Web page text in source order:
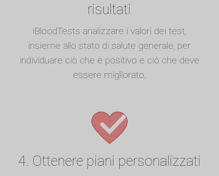
risultati
iBloodTests analizzare i valori dei test,
insieme allo stato di salute generale, per
individuare ciò che è positivo e ciò che deve
essere migliorato.
4. Ottenere piani personalizzati